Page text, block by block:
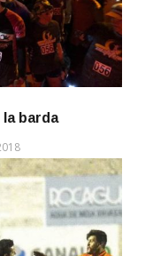
barda